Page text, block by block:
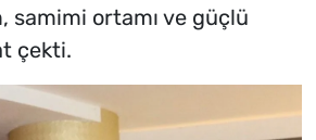
samimi ortamı ve güçlü
çekti.